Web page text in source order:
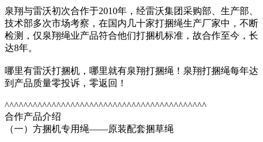
泉翔与雷沃初次合作于2010年，经雷沃集团采购部、生产部、
技术部多次市场考察，在国内几十家打捆绳生产厂家中，不断
检测，仅泉翔绳业产品符合他们打捆机标准，故合作至今，长
达8年。
哪里有雷沃打捆机，哪里就有泉翔打捆绳！泉翔打捆绳每年达
到产品质量零投诉，零返回！
^^^^^^^^^^^^^^^^^^^^^^^^^^^^^^^^^^^^^^^^^^^
合作产品介绍
（一）方捆机专用绳——原装配套捆草绳